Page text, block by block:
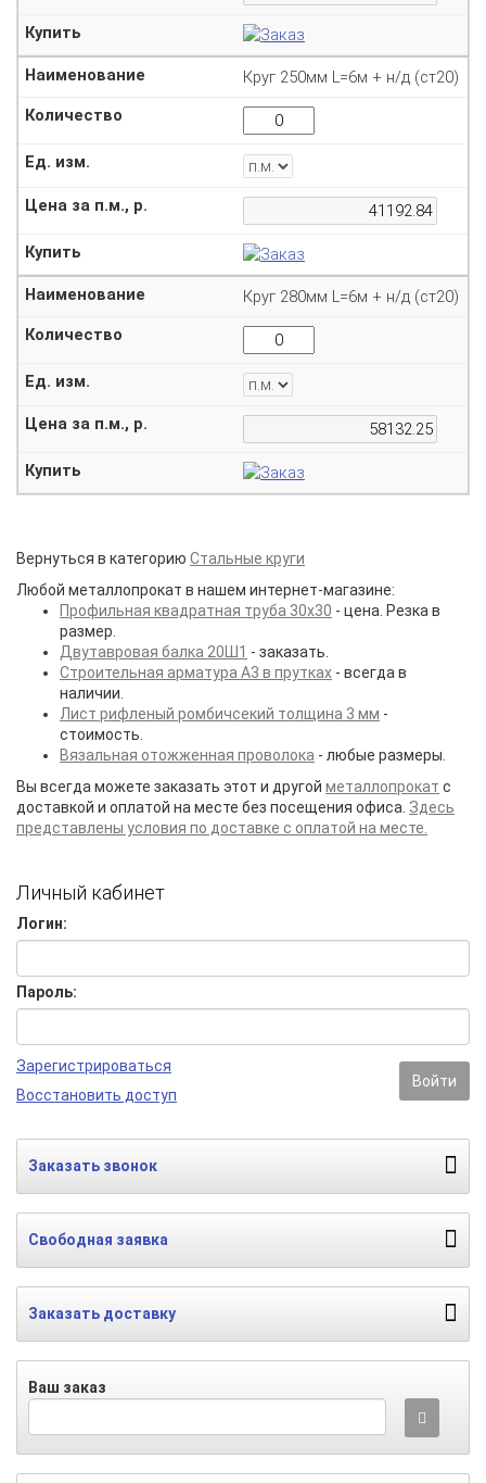
Круг 250мм L=6м + н/д (ст20)
Круг 280мм L=6м + н/д (ст20)
Вернуться в категорию Стальные круги
Любой металлопрокат в нашем интернет-магазине:
Профильная квадратная труба 30х30 - цена. Резка в
размер.
Двутавровая балка 20Ш1 - заказать.
Строительная арматура А3 в прутках - всегда в
наличии.
Лист рифленый ромбичсекий толщина 3 мм -
стоимость.
Вязальная отожженная проволока - любые размеры.
Вы всегда можете заказать этот и другой металлопрокат с
доставкой и оплатой на месте без посещения офиса. Здесь
представлены условия по доставке с оплатой на месте.
Личный кабинет
Логин:
Пароль:
Зарегистрироваться
Восстановить доступ
Войти
Заказать звонок
Свободная заявка
Заказать доставку
Ваш заказ